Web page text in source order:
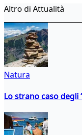
Altro di Attualità
Natura
Lo strano caso degli